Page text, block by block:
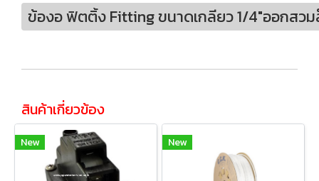
ข้องอ ฟิตติ้ง Fitting ขนาดเกลียว 1/4"ออกสว
สินค้าเกี่ยวข้อง
New New